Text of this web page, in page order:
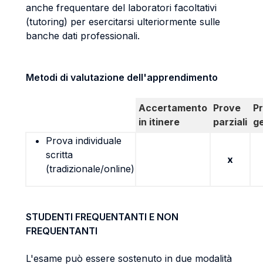
anche frequentare del laboratori facoltativi
(tutoring) per esercitarsi ulteriormente sulle
banche dati professionali.
Metodi di valutazione dell'apprendimento
Accertamento
in itinere
Prove
parziali
Prova individuale
scritta
(tradizionale/online)
x
STUDENTI FREQUENTANTI E NON
FREQUENTANTI
L'esame può essere sostenuto in due modalità